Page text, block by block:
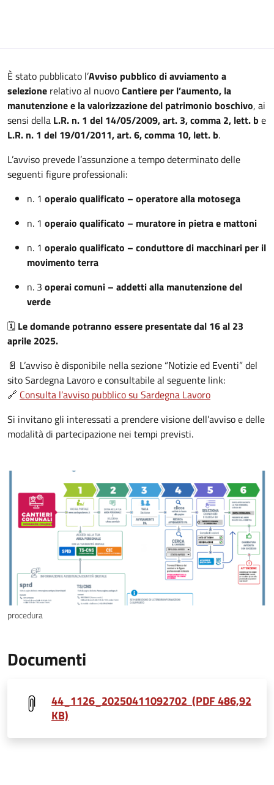
È stato pubblicato l’Avviso pubblico di avviamento a
selezione relativo al nuovoCantiere per l’aumento, la
manutenzione e la valorizzazione del patrimonio boschivo, ai
sensi della L.R. n. 1 del 14/05/2009, art. 3, comma 2, lett. b e
L.R. n. 1 del 19/01/2011, art. 6, comma 10, lett. b.
L’avviso prevede l’assunzione a tempo determinato delle
seguenti figure professionali:
n. 1 operaio qualificato – operatore alla motosega
n. 1 operaio qualificato – muratore in pietra e mattoni
n. 1 operaio qualificato – conduttore di macchinari per il
movimento terra
n. 3 operai comuni – addetti alla manutenzione del
verde
🗓 Le domande potranno essere presentate dal 16 al 23
aprile 2025.
📄 L’avviso è disponibile nella sezione “Notizie ed Eventi” del
sito Sardegna Lavoro e consultabile al seguente link:
🔗 Consulta l’avviso pubblico su Sardegna Lavoro
Si invitano gli interessati a prendere visione dell’avviso e delle
modalità di partecipazione nei tempi previsti.
procedura
Documenti
44_1126_20250411092702 (PDF 486,92
KB)